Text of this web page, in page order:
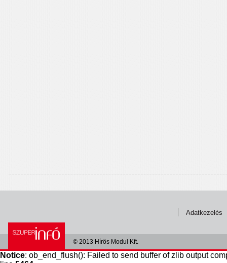
Adatkezelés
© 2013 Hírös Modul Kft.
Notice: ob_end_flush(): Failed to send buffer of zlib output